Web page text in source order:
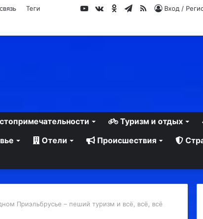
Теги Вход /
RSS
Telegram
Одноклассники
vk.com
YouTube
Туризм и отдых
Отели Происшествия
Приэльбрусье – пеший туризм и всё, всё, всё